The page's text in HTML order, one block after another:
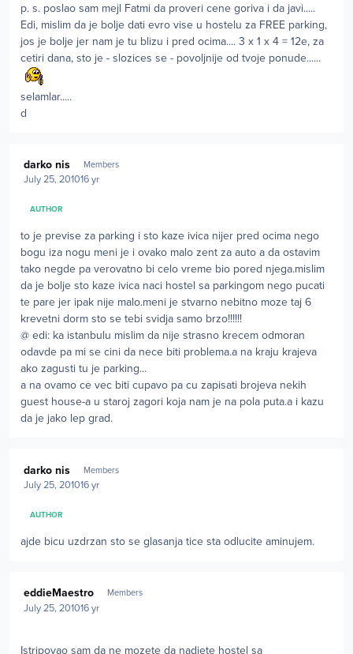
p. s. poslao sam mejl Fatmi da proveri cene goriva i da javi.....
Edi, mislim da je bolje dati evro vise u hostelu za FREE parking,
jos je bolje jer nam je tu blizu i pred ocima.... 3 x 1 x 4 = 12e, za
cetiri dana, sto je - slozices se - povoljnije od tvoje ponude......
selamlar.....
d
darko nis Members
July 25, 201016 yr
AUTHOR
to je previse za parking i sto kaze ivica nijer pred ocima nego
bogu iza nogu meni je i ovako malo zent za auto a da ostavim
tako negde pa verovatno bi celo vreme bio pored njega.mislim
da je bolje sto kaze ivica naci hostel sa parkingom nego pucati
te pare jer ipak nije malo.meni je stvarno nebitno moze taj 6
krevetni dorm sto se tebi svidja samo brzo!!!!!!
@ edi: ka istanbulu mislim da nije strasno krecem odmoran
odavde pa mi se cini da nece biti problema.a na kraju krajeva
ako zagusti tu je parking...
a na ovamo ce vec biti cupavo pa cu zapisati brojeva nekih
guest house-a u staroj zagori koja nam je na pola puta.a i kazu
da je jako lep grad.
darko nis Members
July 25, 201016 yr
AUTHOR
ajde bicu uzdrzan sto se glasanja tice sta odlucite aminujem.
eddieMaestro Members
July 25, 201016 yr
Istripovao sam da ne mozete da nadjete hostel sa